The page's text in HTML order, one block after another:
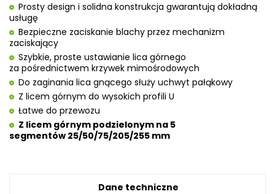
Prosty design i solidna konstrukcja gwarantują dokładną
usługę
Bezpieczne zaciskanie blachy przez mechanizm
zaciskający
Szybkie, proste ustawianie lica górnego
za pośrednictwem krzywek mimośrodowych
Do zaginania lica gnącego służy uchwyt pałąkowy
Z licem górnym do wysokich profili U
Łatwe do przewozu
Z licem górnym podzielonym na 5
segmentów 25/50/75/205/255 mm
Dane techniczne